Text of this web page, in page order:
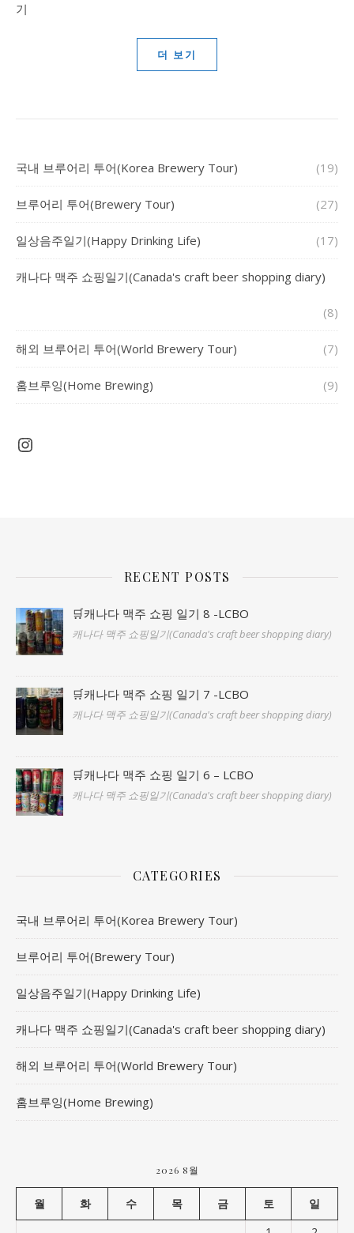
기
더 보기
국내 브루어리 투어(Korea Brewery Tour) (19)
브루어리 투어(Brewery Tour) (27)
일상음주일기(Happy Drinking Life) (17)
캐나다 맥주 쇼핑일기(Canada's craft beer shopping diary)
(8)
해외 브루어리 투어(World Brewery Tour) (7)
홈브루잉(Home Brewing) (9)
Instagram
RECENT POSTS
🛒캐나다 맥주 쇼핑 일기 8 -LCBO
캐나다 맥주 쇼핑일기(Canada's craft beer shopping diary)
🛒캐나다 맥주 쇼핑 일기 7 -LCBO
캐나다 맥주 쇼핑일기(Canada's craft beer shopping diary)
🛒캐나다 맥주 쇼핑 일기 6 – LCBO
캐나다 맥주 쇼핑일기(Canada's craft beer shopping diary)
CATEGORIES
국내 브루어리 투어(Korea Brewery Tour)
브루어리 투어(Brewery Tour)
일상음주일기(Happy Drinking Life)
캐나다 맥주 쇼핑일기(Canada's craft beer shopping diary)
해외 브루어리 투어(World Brewery Tour)
홈브루잉(Home Brewing)
2026 8월
월 화 수 목 금 토
일